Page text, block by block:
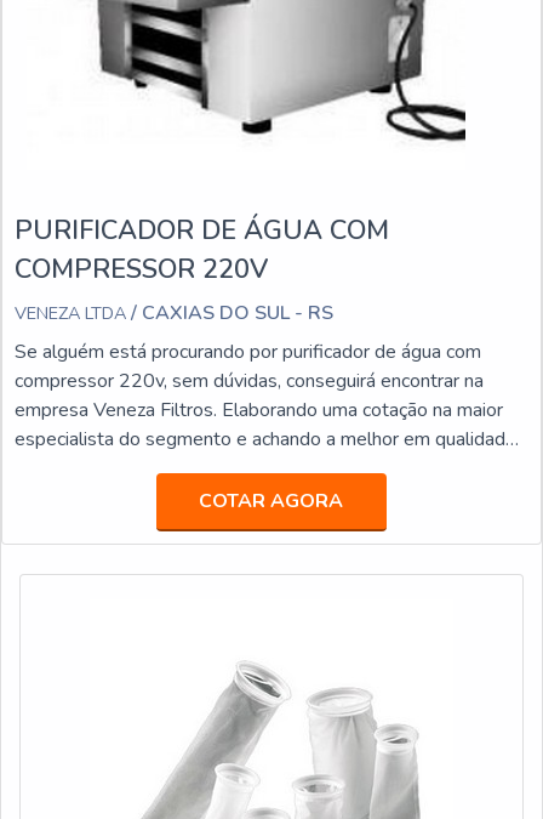
De modo geral, a eficácia de um sistema de
filtragem de ar depende do desempenho do pré-
filtro, destacando sua importância fundamental em
garantir que o ar que passa por ambientes
residenciais, comerciais ou industriais seja o mais
Portanto, se você busca por pre filtro de ar
conhecer as opções que estão disponíveis no canal
em “cotar agora” e receba um orçamento hoje
mesmo!
PURIFICADOR DE ÁGUA COM
COMPRESSOR 220V
VENEZA LTDA / CAXIAS DO SUL - RS
Se alguém está procurando por purificador de água com
compressor 220v, sem dúvidas, conseguirá encontrar na
empresa Veneza Filtros. Elaborando uma cotação na maior
especialista do segmento e achando a melhor em qualidade
e custo benefício.Quando a procura é por purificador de água
com compressor 220v, com a Veneza Filtros o cliente
conseguirá precisão com soluções para quem busca a melhor
COTAR AGORA